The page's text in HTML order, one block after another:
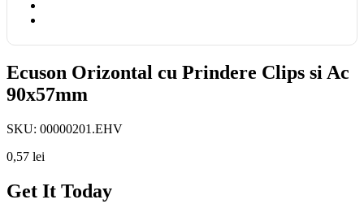
Ecuson Orizontal cu Prindere Clips si Ac
90x57mm
SKU: 00000201.EHV
0,57 lei
Get It Today